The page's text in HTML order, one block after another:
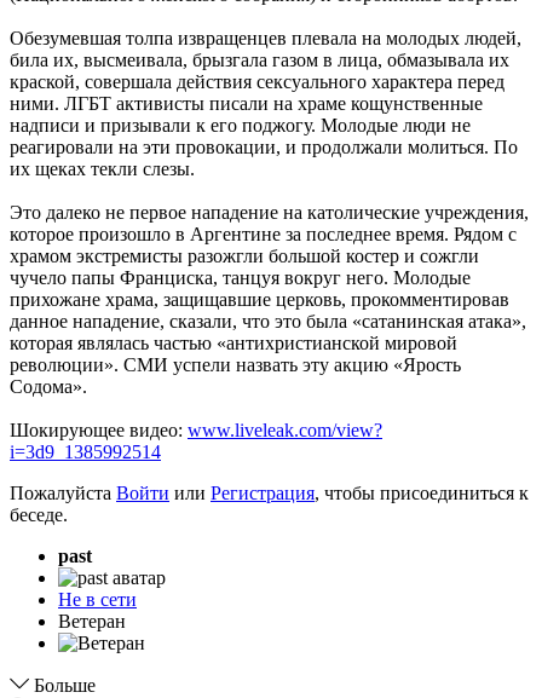
Обезумевшая толпа извращенцев плевала на молодых людей,
била их, высмеивала, брызгала газом в лица, обмазывала их
краской, совершала действия сексуального характера перед
ними. ЛГБТ активисты писали на храме кощунственные
надписи и призывали к его поджогу. Молодые люди не
реагировали на эти провокации, и продолжали молиться. По
их щеках текли слезы.
Это далеко не первое нападение на католические учреждения,
которое произошло в Аргентине за последнее время. Рядом с
храмом экстремисты разожгли большой костер и сожгли
чучело папы Франциска, танцуя вокруг него. Молодые
прихожане храма, защищавшие церковь, прокомментировав
данное нападение, сказали, что это была «сатанинская атака»,
которая являлась частью «антихристианской мировой
революции». СМИ успели назвать эту акцию «Ярость
Содома».
Шокирующее видео: www.liveleak.com/view?
i=3d9_1385992514
Пожалуйста Войти или Регистрация, чтобы присоединиться к
беседе.
past
Не в сети
Ветеран
Больше